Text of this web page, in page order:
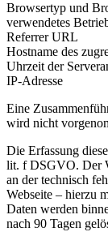
Browsertyp und
verwendetes
Referrer URL
Hostname des
Uhrzeit der
IP-Adresse
Eine
wird nicht
Die Erfassung
lit. f DSGVO. Der
an der technisch
Webseite – hierzu
Daten werden
nach 90 Tagen